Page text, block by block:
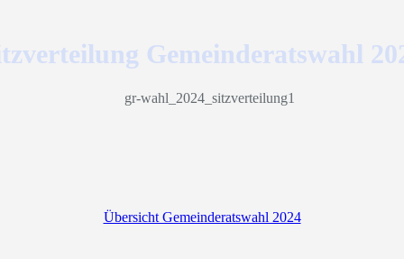
Gemeinderatswahl
Übersicht Gemeinderatswahl 2024